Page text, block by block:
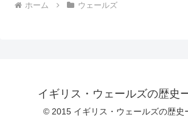
ホーム ウェールズ
イギリス・ウェールズの歴史
© 2015 イギリス・ウェールズの歴史